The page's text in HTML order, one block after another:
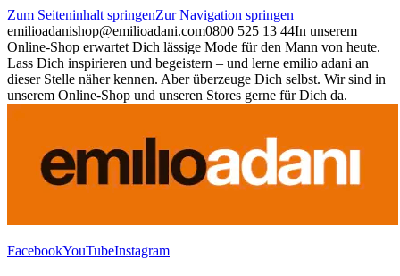
Zum Seiteninhalt springenZur Navigation springen
emilioadanishop@emilioadani.com0800 525 13 44In unserem
Online-Shop erwartet Dich lässige Mode für den Mann von heute.
Lass Dich inspirieren und begeistern – und lerne emilio adani an
dieser Stelle näher kennen. Aber überzeuge Dich selbst. Wir sind in
unserem Online-Shop und unseren Stores gerne für Dich da.
FacebookYouTubeInstagram